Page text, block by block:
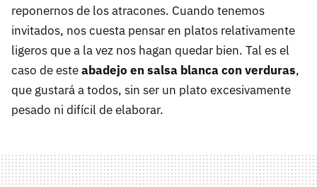
reponernos de los atracones. Cuando tenemos
invitados, nos cuesta pensar en platos relativamente
ligeros que a la vez nos hagan quedar bien. Tal es el
caso de esteabadejo en salsa blanca con verduras,
que gustará a todos, sin ser un plato excesivamente
pesado ni difícil de elaborar.